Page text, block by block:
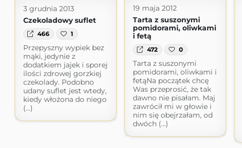
19 maja 2012
Tarta z suszonymi
pomidorami, oliwkami
i fetą
472 0
Tarta z suszonymi
pomidorami, oliwkami i
fetąNa początek chcę
Was przeprosić, że tak
dawno nie pisałam. Maj
zawrócił mi w głowie i
nim się obejrzałam, od
dwóch (...)
3 grudnia 2013
Czekoladowy suflet
466 1
Przepyszny wypiek bez
mąki, jedynie z
dodatkiem jajek i sporej
ilości zdrowej gorzkiej
czekolady. Podobno
udany suflet jest wtedy,
kiedy włożona do niego
(...)